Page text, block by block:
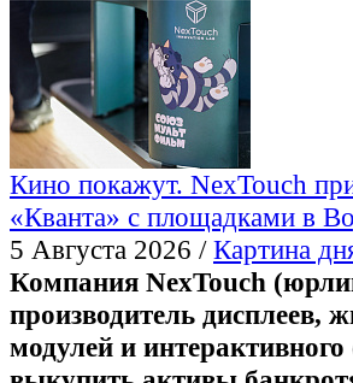
Кино покажут. NexTouch
«Кванта» с площадками в
5 Августа 2026 /Картина
Компания NexTouch
производитель дисплеев,
модулей и